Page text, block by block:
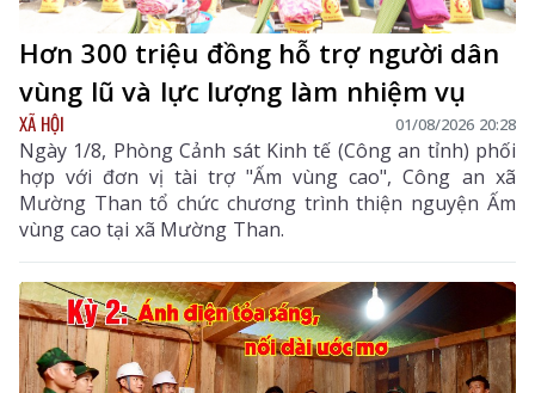
Hơn 300 triệu đồng hỗ trợ người dân
vùng lũ và lực lượng làm nhiệm vụ
XÃ HỘI 01/08/2026 20:28
Ngày 1/8, Phòng Cảnh sát Kinh tế (Công an tỉnh) phối
hợp với đơn vị tài trợ "Ấm vùng cao", Công an xã
Mường Than tổ chức chương trình thiện nguyện Ấm
vùng cao tại xã Mường Than.